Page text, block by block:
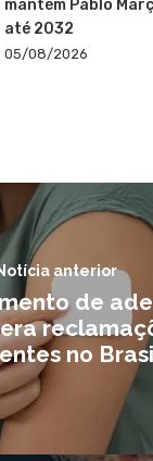
mantém Pablo
até 2032
05/08/2026
anterior
de
no